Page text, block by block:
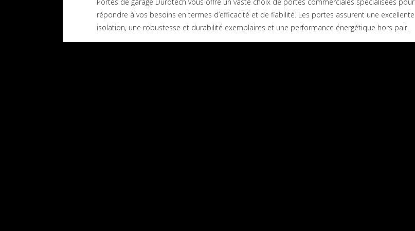
répondre à vos besoins en termes d’efficacité et de fiabilité. Les portes assurent une excellente
isolation, une robustesse et durabilité exemplaires et une performance énergétique hors pair.